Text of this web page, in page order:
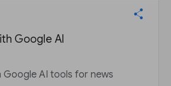
Google AI
AI tools for news